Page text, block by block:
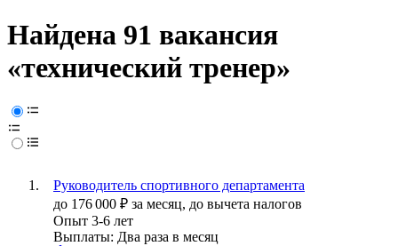
Найдена 91 вакансия
«технический тренер»
Руководитель спортивного департамента
до 176 000 ₽ за месяц, до вычета налогов
Опыт 3-6 лет
Выплаты: Два раза в месяц